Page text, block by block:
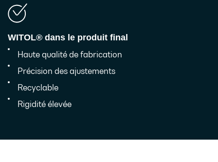
WITOL® dans le produit final
Haute qualité de fabrication
Précision des ajustements
Recyclable
Rigidité élevée